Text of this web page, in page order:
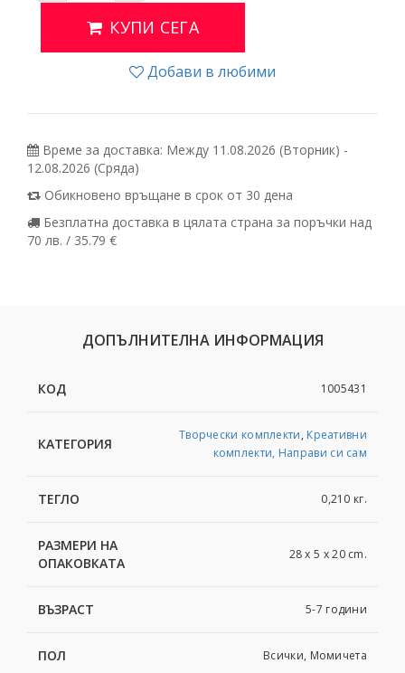
КУПИ СЕГА
Добави в любими
Време за доставка: Между 11.08.2026 (Вторник) -
12.08.2026 (Сряда)
Обикновено връщане в срок от 30 дена
Безплатна доставка в цялата страна за поръчки над
70 лв. / 35.79 €
ДОПЪЛНИТЕЛНА ИНФОРМАЦИЯ
КОД 1005431
КАТЕГОРИЯ
Творчески комплекти, Креативни
комплекти, Направи си сам
ТЕГЛО 0,210 кг.
РАЗМЕРИ НА
ОПАКОВКАТА
28 x 5 x 20 сm.
ВЪЗРАСТ 5-7 години
ПОЛ Всички, Момичета